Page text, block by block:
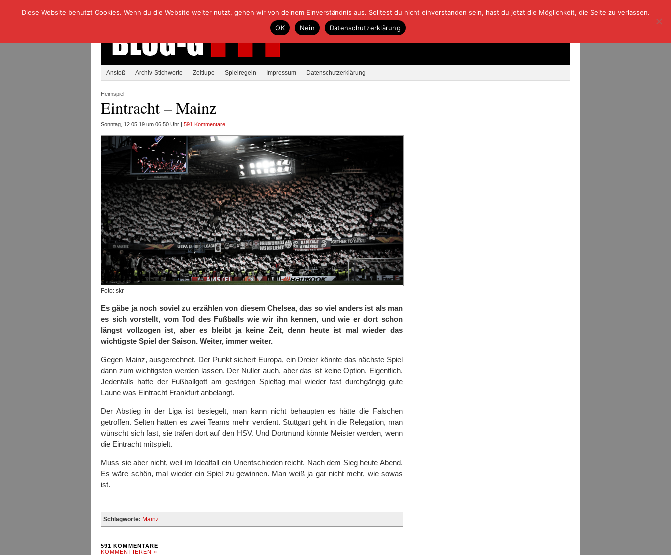
Anstoß Archiv-Stichworte Zeitlupe Spielregeln Impressum Datenschutzerklärung
Heimspiel
Eintracht – Mainz
Sonntag, 12.05.19 um 06:50 Uhr | 591 Kommentare
Foto: skr
Es gäbe ja noch soviel zu erzählen von diesem Chelsea, das so viel anders ist als man
es sich vorstellt, vom Tod des Fußballs wie wir ihn kennen, und wie er dort schon
längst vollzogen ist, aber es bleibt ja keine Zeit, denn heute ist mal wieder das
wichtigste Spiel der Saison. Weiter, immer weiter.
Gegen Mainz, ausgerechnet. Der Punkt sichert Europa, ein Dreier könnte das nächste Spiel
dann zum wichtigsten werden lassen. Der Nuller auch, aber das ist keine Option. Eigentlich.
Jedenfalls hatte der Fußballgott am gestrigen Spieltag mal wieder fast durchgängig gute
Laune was Eintracht Frankfurt anbelangt.
Der Abstieg in der Liga ist besiegelt, man kann nicht behaupten es hätte die Falschen
getroffen. Selten hatten es zwei Teams mehr verdient. Stuttgart geht in die Relegation, man
wünscht sich fast, sie träfen dort auf den HSV. Und Dortmund könnte Meister werden, wenn
die Eintracht mitspielt.
Muss sie aber nicht, weil im Idealfall ein Unentschieden reicht. Nach dem Sieg heute Abend.
Es wäre schön, mal wieder ein Spiel zu gewinnen. Man weiß ja gar nicht mehr, wie sowas
ist.
Schlagworte: Mainz
591 KOMMENTARE
KOMMENTIEREN »
Diese Website benutzt Cookies. Wenn du die Website weiter nutzt, gehen wir von deinem Einverständnis aus. Solltest du nicht einverstanden sein, hast du jetzt die Möglichkeit, die Seite zu verlassen.
OK
Nein Datenschutzerklärung